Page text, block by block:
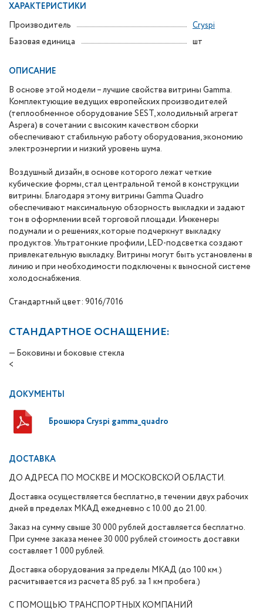
ХАРАКТЕРИСТИКИ
Производитель
Cryspi
Базовая единица
шт
ОПИСАНИЕ
В основе этой модели – лучшие свойства витрины Gamma.
Комплектующие ведущих европейских производителей
(теплообменное оборудование SEST, холодильный агрегат
Aspera) в сочетании с высоким качеством сборки
обеспечивают стабильную работу оборудования, экономию
электроэнергии и низкий уровень шума.
Воздушный дизайн, в основе которого лежат четкие
кубические формы, стал центральной темой в конструкции
витрины. Благодаря этому витрины Gamma Quadro
обеспечивают максимальную обзорность выкладки и задают
тон в оформлении всей торговой площади. Инженеры
подумали и о решениях, которые подчеркнут выкладку
продуктов. Ультратонкие профили, LED-подсветка создают
привлекательную выкладку. Витрины могут быть установлены в
линию и при необходимости подключены к выносной системе
холодоснабжения.
Стандартный цвет: 9016/7016
СТАНДАРТНОЕ ОСНАЩЕНИЕ:
— Боковины и боковые стекла
<
ДОКУМЕНТЫ
Брошюра Cryspi gamma_quadro
ДОСТАВКА
ДО АДРЕСА ПО МОСКВЕ И МОСКОВСКОЙ ОБЛАСТИ.
Доставка осуществляется бесплатно, в течении двух рабочих
дней в пределах МКАД ежедневно с 10.00 до 21.00.
Заказ на сумму свыше 30 000 рублей доставляется бесплатно.
При сумме заказа менее 30 000 рублей стоимость доставки
составляет 1 000 рублей.
Доставка оборудования за пределы МКАД (до 100 км.)
расчитывается из расчета 85 руб. за 1 км пробега.)
С ПОМОЩЬЮ ТРАНСПОРТНЫХ КОМПАНИЙ